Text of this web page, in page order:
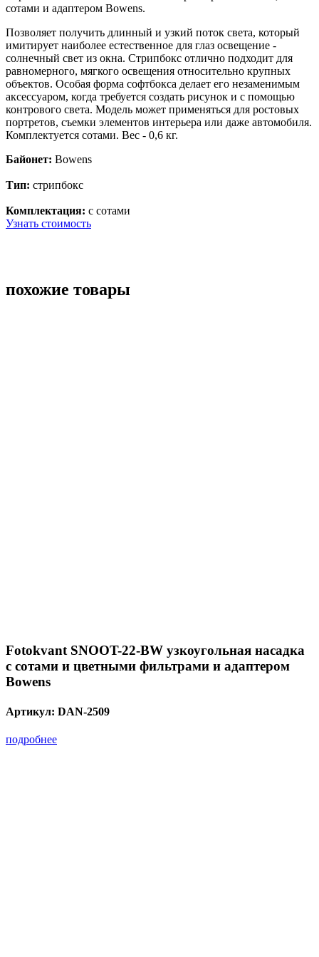
сотами и адаптером Bowens.
Позволяет получить длинный и узкий поток света, который
имитирует наиболее естественное для глаз освещение -
солнечный свет из окна. Стрипбокс отлично подходит для
равномерного, мягкого освещения относительно крупных
объектов. Особая форма софтбокса делает его незаменимым
аксессуаром, когда требуется создать рисунок и с помощью
контрового света. Модель может применяться для ростовых
портретов, съемки элементов интерьера или даже автомобиля.
Комплектуется сотами. Вес - 0,6 кг.
Байонет: Bowens
Тип: стрипбокс
Комплектация: с сотами
Узнать стоимость
похожие товары
Fotokvant SNOOT-22-BW узкоугольная насадка
с сотами и цветными фильтрами и адаптером
Bowens
Артикул: DAN-2509
подробнее